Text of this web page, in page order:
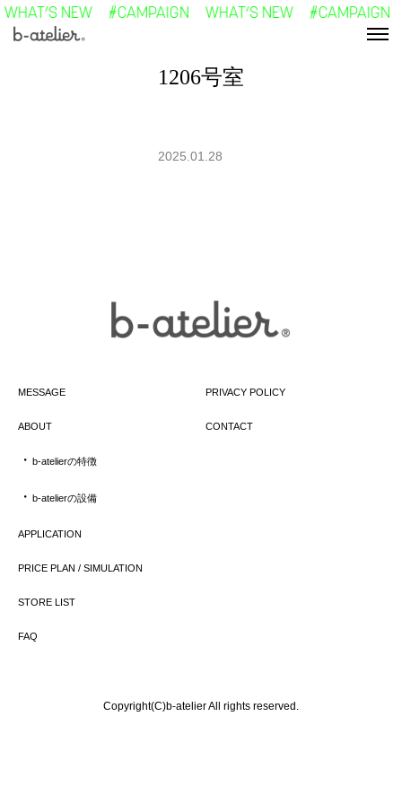
NEW #CAMPAIGN WHAT’S NEW #CAMPAIGN
本文にスキップ
1206号室
2025.01.28
MESSAGE
ABOUT
・ b-atelierの特徴
・ b-atelierの設備
APPLICATION
PRICE PLAN / SIMULATION
STORE LIST
FAQ
PRIVACY POLICY
CONTACT
Copyright(C)b-atelier All rights reserved.